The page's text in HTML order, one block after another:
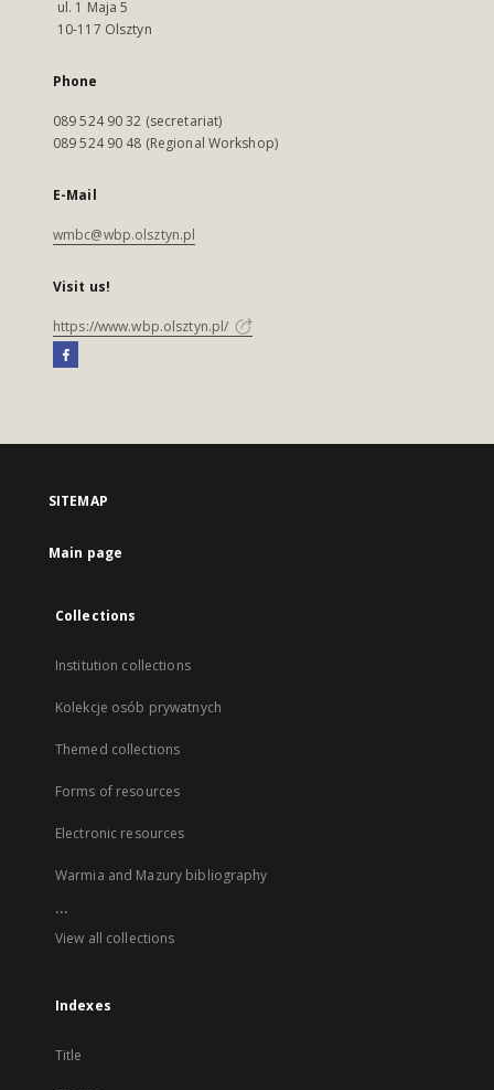
ul. 1 Maja 5
10-117 Olsztyn
Phone
089 524 90 32 (secretariat)
089 524 90 48 (Regional Workshop)
E-Mail
wmbc@wbp.olsztyn.pl
Visit us!
https://www.wbp.olsztyn.pl/
SITEMAP
Main page
Collections
Institution collections
Kolekcje osób prywatnych
Themed collections
Forms of resources
Electronic resources
Warmia and Mazury bibliography
...
View all collections
Indexes
Title